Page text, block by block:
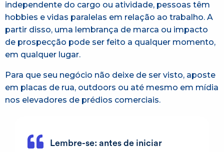
independente do cargo ou atividade, pessoas têm
hobbies e vidas paralelas em relação ao trabalho. A
partir disso, uma lembrança de marca ou impacto
de prospecção pode ser feito a qualquer momento,
em qualquer lugar.
Para que seu negócio não deixe de ser visto, aposte
em placas de rua, outdoors ou até mesmo em mídia
nos elevadores de prédios comerciais.
Lembre-se: antes de iniciar